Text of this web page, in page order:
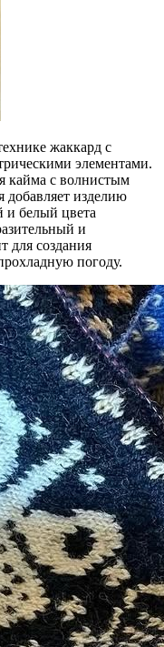
жаккард с
элементами.
кайма с волнистым
добавляет изделию
и белый цвета
и
для создания
погоду.